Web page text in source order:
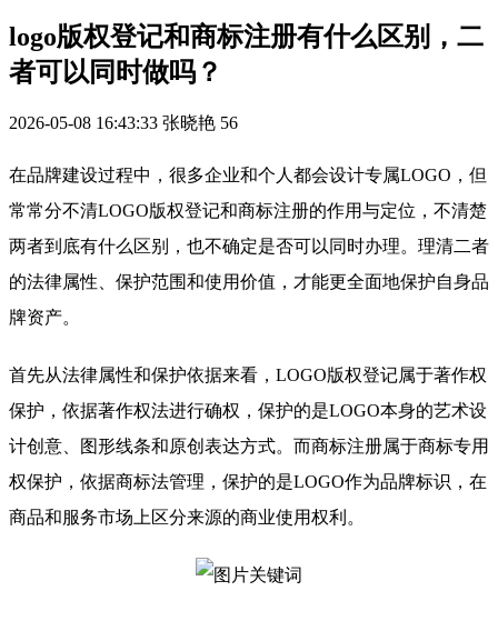
logo版权登记和商标注册有什么区别，二
者可以同时做吗？
2026-05-08 16:43:33 张晓艳 56
在品牌建设过程中，很多企业和个人都会设计专属LOGO，但
常常分不清LOGO版权登记和商标注册的作用与定位，不清楚
两者到底有什么区别，也不确定是否可以同时办理。理清二者
的法律属性、保护范围和使用价值，才能更全面地保护自身品
牌资产。
首先从法律属性和保护依据来看，LOGO版权登记属于著作权
保护，依据著作权法进行确权，保护的是LOGO本身的艺术设
计创意、图形线条和原创表达方式。而商标注册属于商标专用
权保护，依据商标法管理，保护的是LOGO作为品牌标识，在
商品和服务市场上区分来源的商业使用权利。